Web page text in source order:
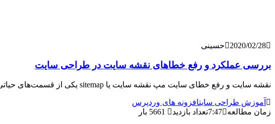
2020/02/28 حسینی
بررسی عملکرد و رفع خطاهای نقشه سایت در طراحی سایت
نقشه سایت و رفع خطای سایت مپ نقشه سایت یا sitemap یکی از قسمت‌های حیاتی برای ایندکس صفحات وب‌سایت می‌باشد. شما می‌توانید با کمک نقشه سایت، صفحات وب‌سایت
آموزش طراحی سایتافزونه های وردپرس
زمان مطالعه
7:47تعداد بازدید